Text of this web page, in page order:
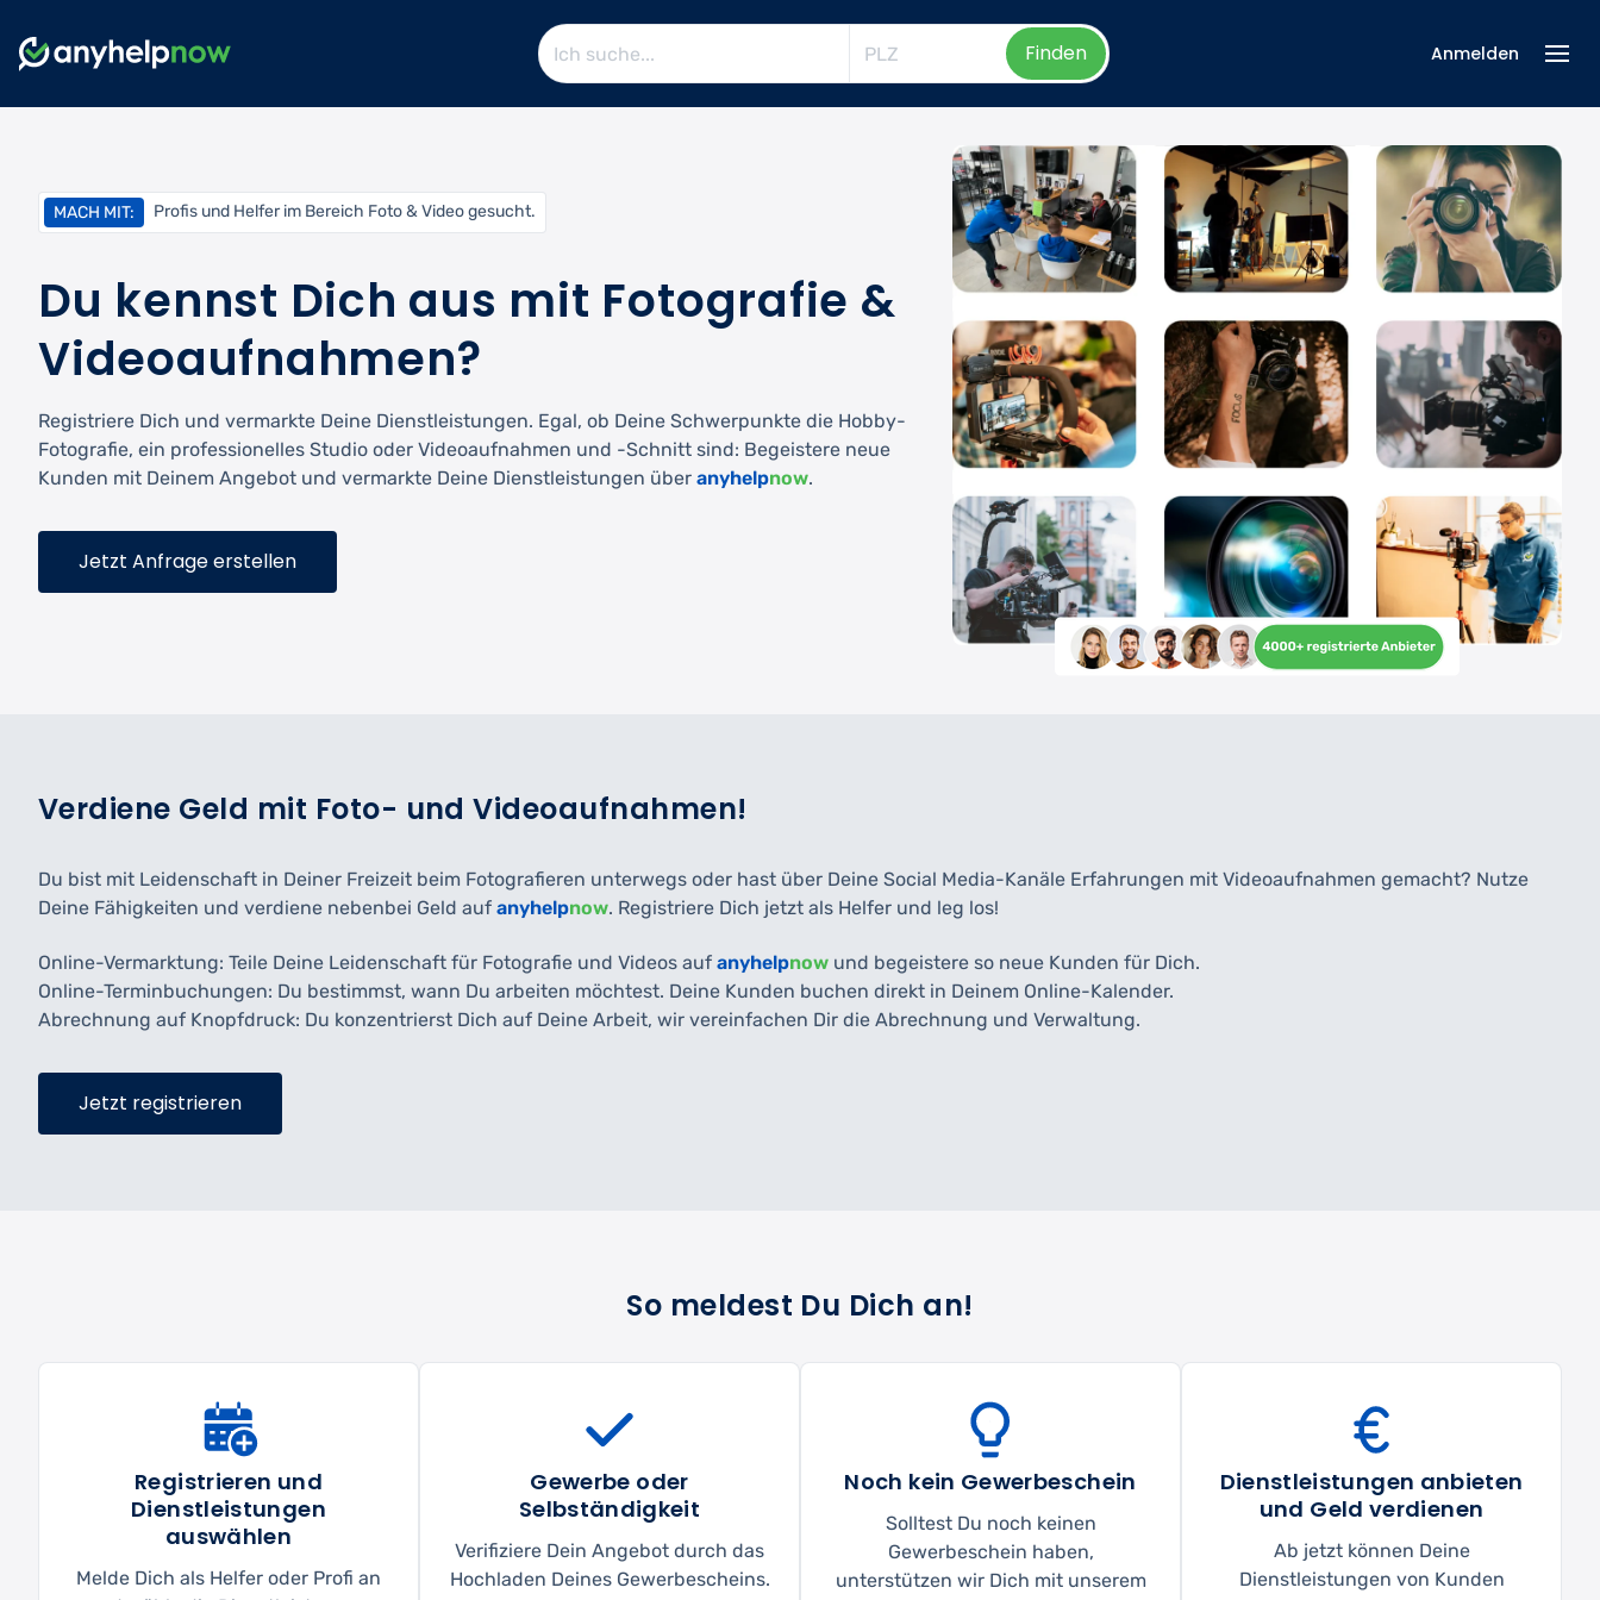
Finden Anmelden
MACH MIT: Profis und Helfer im Bereich Foto & Video gesucht.
Du kennst Dich aus mit Fotografie &
Videoaufnahmen?
Registriere Dich und vermarkte Deine Dienstleistungen. Egal, ob Deine Schwerpunkte die Hobby-
Fotografie, ein professionelles Studio oder Videoaufnahmen und -Schnitt sind: Begeistere neue
Kunden mit Deinem Angebot und vermarkte Deine Dienstleistungen über anyhelpnow.
Jetzt Anfrage erstellen
Verdiene Geld mit Foto- und Videoaufnahmen!
Du bist mit Leidenschaft in Deiner Freizeit beim Fotografieren unterwegs oder hast über Deine Social Media-Kanäle Erfahrungen mit Videoaufnahmen gemacht? Nutze
Deine Fähigkeiten und verdiene nebenbei Geld auf anyhelpnow. Registriere Dich jetzt als Helfer und leg los!
Online-Vermarktung: Teile Deine Leidenschaft für Fotografie und Videos auf anyhelpnow und begeistere so neue Kunden für Dich.
Online-Terminbuchungen: Du bestimmst, wann Du arbeiten möchtest. Deine Kunden buchen direkt in Deinem Online-Kalender.
Abrechnung auf Knopfdruck: Du konzentrierst Dich auf Deine Arbeit, wir vereinfachen Dir die Abrechnung und Verwaltung.
Jetzt registrieren
So meldest Du Dich an!
Registrieren und
Dienstleistungen
auswählen
Melde Dich als Helfer oder Profi an
Gewerbe oder
Selbständigkeit
Verifiziere Dein Angebot durch das
Hochladen Deines Gewerbescheins.
Noch kein Gewerbeschein
Solltest Du noch keinen
Gewerbeschein haben,
unterstützen wir Dich mit unserem
Dienstleistungen anbieten
und Geld verdienen
Ab jetzt können Deine
Dienstleistungen von Kunden